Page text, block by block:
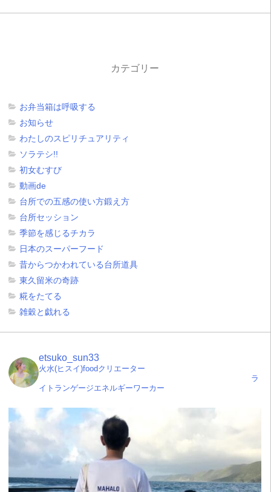
カテゴリー
お弁当箱は呼吸する
お知らせ
わたしのスピリチュアリティ
ソラテシ!!
初女むすび
動画de
台所での五感の使い方鍛え方
台所セッション
季節を感じるチカラ
日本のスーパーフード
昔からつかわれている台所道具
東久留米の奇跡
糀をたてる
雑穀と戯れる
etsuko_sun33
火水(ヒスイ)foodクリエーター
ラ
イトランゲージエネルギーワーカー